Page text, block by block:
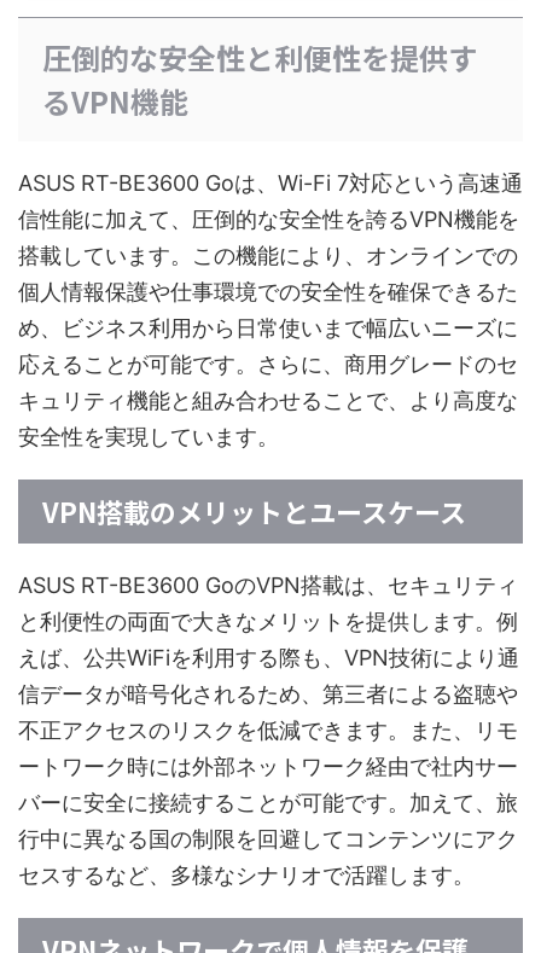
圧倒的な安全性と利便性を提供す
るVPN機能
ASUS RT-BE3600 Goは、Wi-Fi 7対応という高速通
信性能に加えて、圧倒的な安全性を誇るVPN機能を
搭載しています。この機能により、オンラインでの
個人情報保護や仕事環境での安全性を確保できるた
め、ビジネス利用から日常使いまで幅広いニーズに
応えることが可能です。さらに、商用グレードのセ
キュリティ機能と組み合わせることで、より高度な
安全性を実現しています。
VPN搭載のメリットとユースケース
ASUS RT-BE3600 GoのVPN搭載は、セキュリティ
と利便性の両面で大きなメリットを提供します。例
えば、公共WiFiを利用する際も、VPN技術により通
信データが暗号化されるため、第三者による盗聴や
不正アクセスのリスクを低減できます。また、リモ
ートワーク時には外部ネットワーク経由で社内サー
バーに安全に接続することが可能です。加えて、旅
行中に異なる国の制限を回避してコンテンツにアク
セスするなど、多様なシナリオで活躍します。